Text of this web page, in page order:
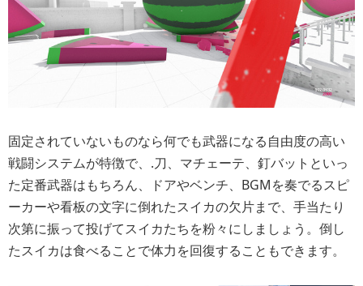
固定されていないものなら何でも武器になる自由度の高い
戦闘システムが特徴で、.刀、マチェーテ、釘バットといっ
た定番武器はもちろん、ドアやベンチ、BGMを奏でるスピ
ーカーや看板の文字に倒れたスイカの欠片まで、手当たり
次第に振って投げてスイカたちを粉々にしましょう。倒し
たスイカは食べることで体力を回復することもできます。